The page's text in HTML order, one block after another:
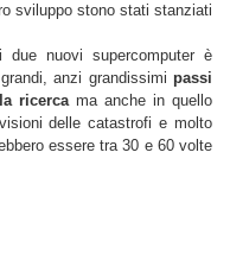
sviluppo stono stati stanziati
due nuovi supercomputer è
anzi grandissimi passi
ricercama anche in quello
delle catastrofi e molto
essere tra 30 e 60 volte